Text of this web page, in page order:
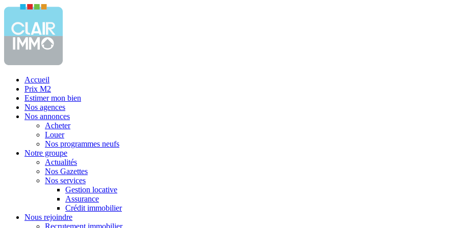
Accueil
Prix M2
Estimer mon bien
Nos agences
Nos annonces
Acheter
Louer
Nos programmes neufs
Notre groupe
Actualités
Nos Gazettes
Nos services
Gestion locative
Assurance
Crédit immobilier
Nous rejoindre
Recrutement immobilier